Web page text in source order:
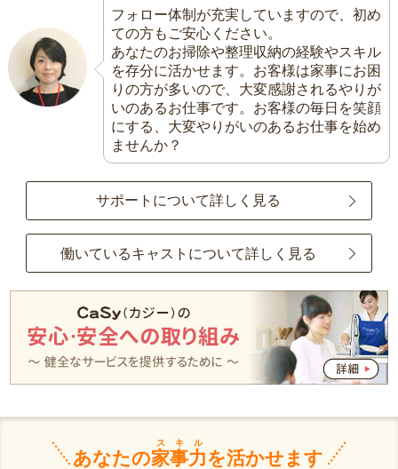
フォロー体制が充実していますので、初め
ての方もご安心ください。
あなたのお掃除や整理収納の経験やスキル
を存分に活かせます。お客様は家事にお困
りの方が多いので、大変感謝されるやりが
いのあるお仕事です。お客様の毎日を笑顔
にする、大変やりがいのあるお仕事を始め
ませんか？
サポートについて詳しく見る
働いているキャストについて詳しく見る
あなたの家事力
スキル
を活かせます